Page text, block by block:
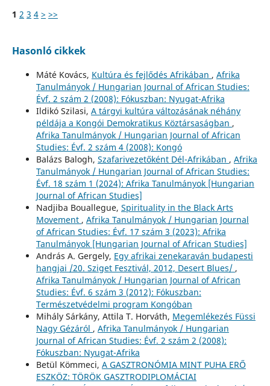
1 2 3 4 > >>
Hasonló cikkek
Máté Kovács, Kultúra és fejlődés Afrikában , Afrika
Tanulmányok / Hungarian Journal of African Studies:
Évf. 2 szám 2 (2008): Fókuszban: Nyugat-Afrika
Ildikó Szilasi, A tárgyi kultúra változásának néhány
példája a Kongói Demokratikus Köztársaságban ,
Afrika Tanulmányok / Hungarian Journal of African
Studies: Évf. 2 szám 4 (2008): Kongó
Balázs Balogh, Szafarivezetőként Dél-Afrikában , Afrika
Tanulmányok / Hungarian Journal of African Studies:
Évf. 18 szám 1 (2024): Afrika Tanulmányok [Hungarian
Journal of African Studies]
Nadjiba Bouallegue, Spirituality in the Black Arts
Movement , Afrika Tanulmányok / Hungarian Journal
of African Studies: Évf. 17 szám 3 (2023): Afrika
Tanulmányok [Hungarian Journal of African Studies]
András A. Gergely, Egy afrikai zenekaraván budapesti
hangjai /20. Sziget Fesztivál, 2012, Desert Blues/ ,
Afrika Tanulmányok / Hungarian Journal of African
Studies: Évf. 6 szám 3 (2012): Fókuszban:
Természetvédelmi program Kongóban
Mihály Sárkány, Attila T. Horváth, Megemlékezés Füssi
Nagy Gézáról , Afrika Tanulmányok / Hungarian
Journal of African Studies: Évf. 2 szám 2 (2008):
Fókuszban: Nyugat-Afrika
Betül Kömmeci, A GASZTRONÓMIA MINT PUHA ERŐ
ESZKÖZ: TÖRÖK GASZTRODIPLOMÁCIAI